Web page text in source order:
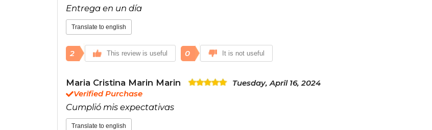
Entrega en un día
Translate to english
2 This review is useful 0 It is not useful
Maria Cristina Marin Marin
Tuesday, April 16, 2024
Verified Purchase
Cumplió mis expectativas
Translate to english